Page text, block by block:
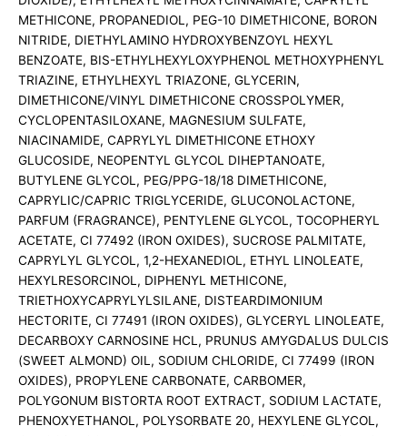
METHICONE, PROPANEDIOL, PEG-10 DIMETHICONE, BORON
NITRIDE, DIETHYLAMINO HYDROXYBENZOYL HEXYL
BENZOATE, BIS-ETHYLHEXYLOXYPHENOL METHOXYPHENYL
TRIAZINE, ETHYLHEXYL TRIAZONE, GLYCERIN,
DIMETHICONE/VINYL DIMETHICONE CROSSPOLYMER,
CYCLOPENTASILOXANE, MAGNESIUM SULFATE,
NIACINAMIDE, CAPRYLYL DIMETHICONE ETHOXY
GLUCOSIDE, NEOPENTYL GLYCOL DIHEPTANOATE,
BUTYLENE GLYCOL, PEG/PPG-18/18 DIMETHICONE,
CAPRYLIC/CAPRIC TRIGLYCERIDE, GLUCONOLACTONE,
PARFUM (FRAGRANCE), PENTYLENE GLYCOL, TOCOPHERYL
ACETATE, CI 77492 (IRON OXIDES), SUCROSE PALMITATE,
CAPRYLYL GLYCOL, 1,2-HEXANEDIOL, ETHYL LINOLEATE,
HEXYLRESORCINOL, DIPHENYL METHICONE,
TRIETHOXYCAPRYLYLSILANE, DISTEARDIMONIUM
HECTORITE, CI 77491 (IRON OXIDES), GLYCERYL LINOLEATE,
DECARBOXY CARNOSINE HCL, PRUNUS AMYGDALUS DULCIS
(SWEET ALMOND) OIL, SODIUM CHLORIDE, CI 77499 (IRON
OXIDES), PROPYLENE CARBONATE, CARBOMER,
POLYGONUM BISTORTA ROOT EXTRACT, SODIUM LACTATE,
PHENOXYETHANOL, POLYSORBATE 20, HEXYLENE GLYCOL,